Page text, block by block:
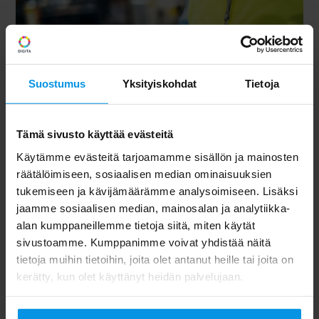
Suostumus Yksityiskohdat Tietoja
Tämä sivusto käyttää evästeitä
Käytämme evästeitä tarjoamamme sisällön ja mainosten
räätälöimiseen, sosiaalisen median ominaisuuksien
tukemiseen ja kävijämäärämme analysoimiseen. Lisäksi
jaamme sosiaalisen median, mainosalan ja analytiikka-
alan kumppaneillemme tietoja siitä, miten käytät
sivustoamme. Kumppanimme voivat yhdistää näitä
tietoja muihin tietoihin, joita olet antanut heille tai joita on
kerätty, kun olet käyttänyt heidän palvelujaan.
5G-privaattiverkon käyttöä on helpompi kontrolloida
ja valvoa. Sen avulla voidaan rajoittaa sisäänpääsyä,
käyttäjien tai laitteiden oikeuksia sekä sisäisen datan
jakamista. Se voidaan mitoittaa täsmällisesti yrityksen
tarpeisiin, jolloin kuormitusta ei pääse syntymään.
5G-privaattiverkkoaon helppo muokata ja laajentaa